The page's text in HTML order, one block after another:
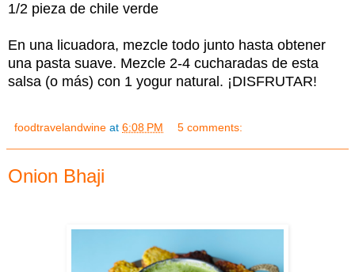
1/2 pieza de chile verde
En una licuadora, mezcle todo junto hasta obtener
una pasta suave. Mezcle 2-4 cucharadas de esta
salsa (o más) con 1 yogur natural. ¡DISFRUTAR!
foodtravelandwine at 6:08 PM 5 comments:
Onion Bhaji